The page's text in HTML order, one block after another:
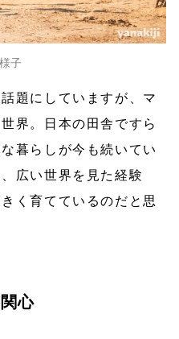
子
題にしていますが、マ
界。日本の田舎ですら
暮らしが今も続いてい
広い世界を見た経験
く育てているのだと思
心